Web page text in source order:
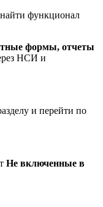
функционал
формы, отчеты
НСИ и
и перейти по
Не включенные в